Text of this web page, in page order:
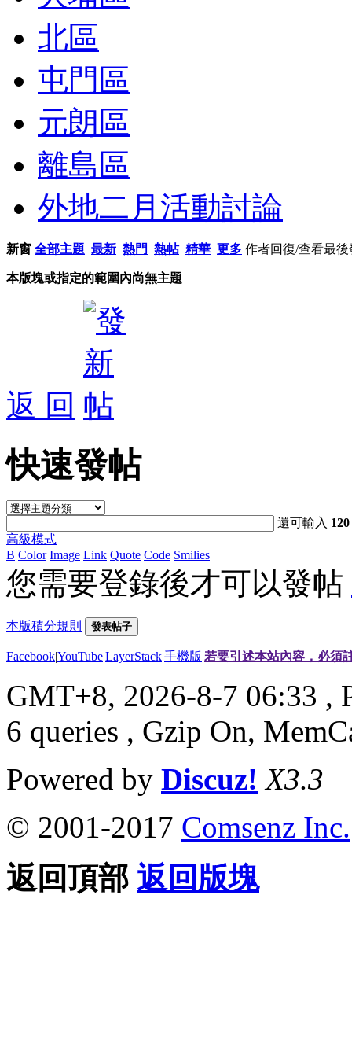
北區
屯門區
元朗區
離島區
外地二月活動討論
新窗 全部主題 最新 熱門 熱帖 精華 更多 作者回復/查看最後
本版塊或指定的範圍內尚無主題
返 回
快速發帖
還可輸入 120
高級模式
B Color Image Link Quote Code Smilies
您需要登錄後才可以發帖
本版積分規則 發表帖子
Facebook|YouTube|LayerStack|手機版|若要引述本站內容，必須
GMT+8, 2026-8-7 06:33 ,
6 queries , Gzip On,
Powered by Discuz! X3.3
© 2001-2017 Comsenz Inc.
返回頂部 返回版塊